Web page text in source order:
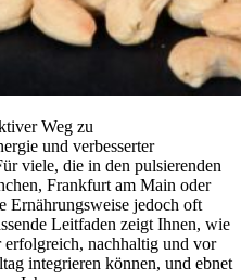
Weg zu
und verbesserter
viele, die in den pulsierenden
Frankfurt am Main oder
Ernährungsweise jedoch oft
Leitfaden zeigt Ihnen, wie
erfolgreich, nachhaltig und vor
integrieren können, und ebnet